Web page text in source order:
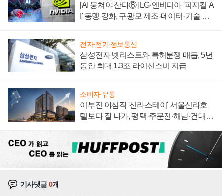
[AI 뭉쳐야 산다⑧] LG·엔비디아 '피지컬 A
I' 동맹 강화, 구광모 제조·데이터·기술 결
전자·전기·정보통신
삼성전자 넷리스트와 특허분쟁 매듭, 5년
동안 최대 1.3조 라이선스비 지급
소비자·유통
이부진 야심작 '신라스테이' 서울신라호
텔보다 잘 나가, 평택·주문진·해남·건대로
기사댓글0개